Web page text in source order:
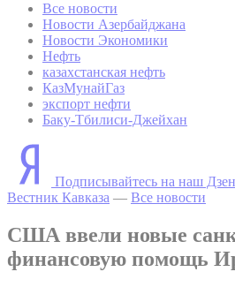
Все новости
Новости Азербайджана
Новости Экономики
Нефть
казахстанская нефть
КазМунайГаз
экспорт нефти
Баку-Тбилиси-Джейхан
Подписывайтесь на наш
Вестник Кавказа — Все новости
США ввели новые
финансовую помощь